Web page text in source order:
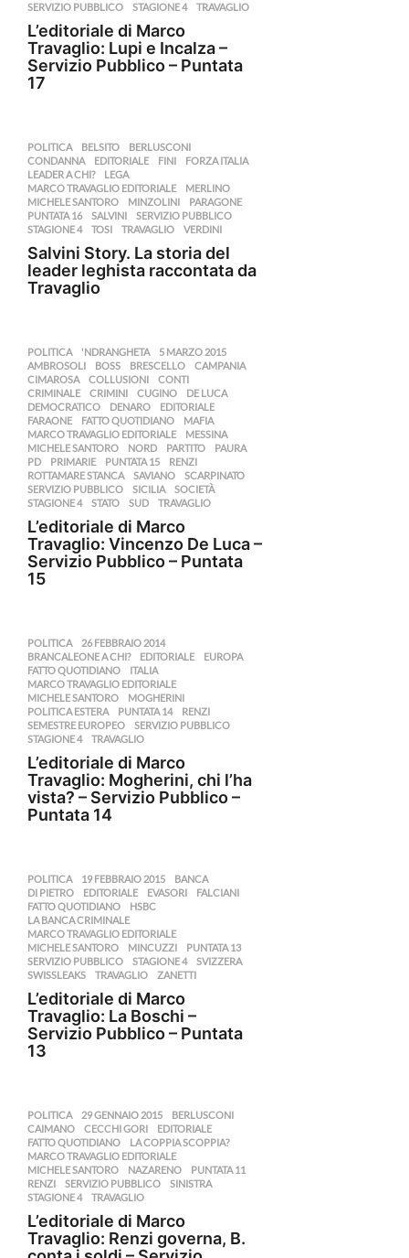
SERVIZIO PUBBLICO
,STAGIONE 4 ,TRAVAGLIO
L’editoriale di Marco
Travaglio: Lupi e Incalza –
Servizio Pubblico – Puntata
17
POLITICA BELSITO ,BERLUSCONI
CONDANNA
,EDITORIALE ,FINI ,FORZA ITALIA
LEADER A CHI?
,LEGA
MARCO TRAVAGLIO EDITORIALE
,MERLINO
MICHELE SANTORO
,MINZOLINI ,PARAGONE
PUNTATA 16
,SALVINI ,SERVIZIO PUBBLICO
STAGIONE 4
,TOSI ,TRAVAGLIO ,VERDINI
Salvini Story. La storia del
leader leghista raccontata da
Travaglio
POLITICA 'NDRANGHETA ,5 MARZO 2015
AMBROSOLI
,BOSS ,BRESCELLO ,CAMPANIA
CIMAROSA
,COLLUSIONI ,CONTI
CRIMINALE
,CRIMINI ,CUGINO ,DE LUCA
DEMOCRATICO
,DENARO ,EDITORIALE
FARAONE
,FATTO QUOTIDIANO ,MAFIA
MARCO TRAVAGLIO EDITORIALE
,MESSINA
MICHELE SANTORO
,NORD ,PARTITO ,PAURA
PD
,PRIMARIE ,PUNTATA 15 ,RENZI
ROTTAMARE STANCA
,SAVIANO ,SCARPINATO
SERVIZIO PUBBLICO
,SICILIA ,SOCIETÀ
STAGIONE 4
,STATO ,SUD ,TRAVAGLIO
L’editoriale di Marco
Travaglio: Vincenzo De Luca –
Servizio Pubblico – Puntata
15
POLITICA 26 FEBBRAIO 2014
BRANCALEONE A CHI?
,EDITORIALE ,EUROPA
FATTO QUOTIDIANO
,ITALIA
MARCO TRAVAGLIO EDITORIALE
MICHELE SANTORO
,MOGHERINI
POLITICA ESTERA
,PUNTATA 14 ,RENZI
SEMESTRE EUROPEO
,SERVIZIO PUBBLICO
STAGIONE 4
,TRAVAGLIO
L’editoriale di Marco
Travaglio: Mogherini, chi l’ha
vista? – Servizio Pubblico –
Puntata 14
POLITICA 19 FEBBRAIO 2015 ,BANCA
DI PIETRO
,EDITORIALE ,EVASORI ,FALCIANI
FATTO QUOTIDIANO
,HSBC
LA BANCA CRIMINALE
MARCO TRAVAGLIO EDITORIALE
MICHELE SANTORO
,MINCUZZI ,PUNTATA 13
SERVIZIO PUBBLICO
,STAGIONE 4 ,SVIZZERA
SWISSLEAKS
,TRAVAGLIO ,ZANETTI
L’editoriale di Marco
Travaglio: La Boschi –
Servizio Pubblico – Puntata
13
POLITICA 29 GENNAIO 2015 ,BERLUSCONI
CAIMANO
,CECCHI GORI ,EDITORIALE
FATTO QUOTIDIANO
,LA COPPIA SCOPPIA?
MARCO TRAVAGLIO EDITORIALE
MICHELE SANTORO
,NAZARENO ,PUNTATA 11
RENZI
,SERVIZIO PUBBLICO ,SINISTRA
STAGIONE 4
,TRAVAGLIO
L’editoriale di Marco
Travaglio: Renzi governa, B.